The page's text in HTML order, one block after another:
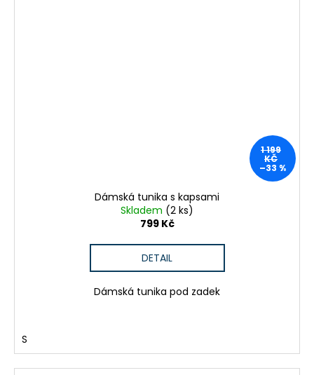
1 199
KČ
–33 %
Dámská tunika s kapsami
Skladem (2 ks)
799 Kč
DETAIL
Dámská tunika pod zadek
S